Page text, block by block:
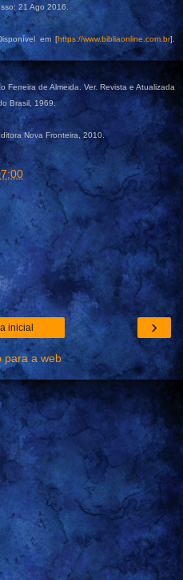
21 Ago 2016.
em [https://www.bibliaonline.com.br].
de Almeida. Ver. Revista e Atualizada
Brasil, 1969.
Nova Fronteira, 2010.
›
inicial
para a web